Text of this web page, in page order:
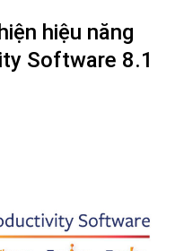
hiệu năng
Software 8.1